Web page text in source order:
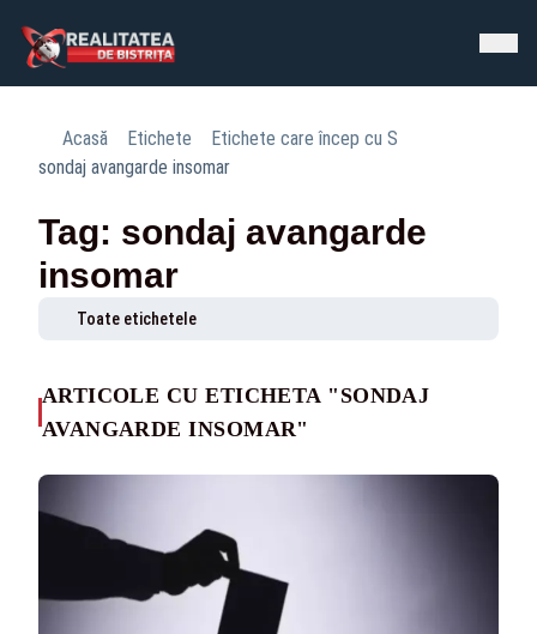
Acasă Etichete
Etichete care încep cu S
sondaj avangarde insomar
Tag: sondaj avangarde
insomar
Toate etichetele
ARTICOLE CU ETICHETA "SONDAJ
AVANGARDE INSOMAR"